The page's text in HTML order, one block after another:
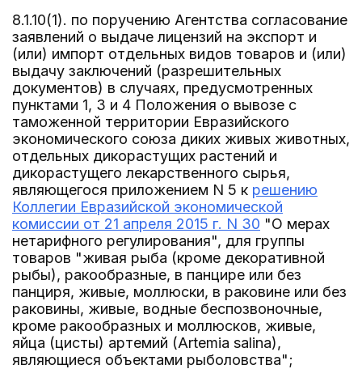
8.1.10(1). по поручению Агентства согласование
заявлений о выдаче лицензий на экспорт и
(или) импорт отдельных видов товаров и (или)
выдачу заключений (разрешительных
документов) в случаях, предусмотренных
пунктами 1, 3 и 4 Положения о вывозе с
таможенной территории Евразийского
экономического союза диких живых животных,
отдельных дикорастущих растений и
дикорастущего лекарственного сырья,
являющегося приложением N 5 к решению
Коллегии Евразийской экономической
комиссии от 21 апреля 2015 г. N 30 "О мерах
нетарифного регулирования", для группы
товаров "живая рыба (кроме декоративной
рыбы), ракообразные, в панцире или без
панциря, живые, моллюски, в раковине или без
раковины, живые, водные беспозвоночные,
кроме ракообразных и моллюсков, живые,
яйца (цисты) артемий (Artemia salina),
являющиеся объектами рыболовства";